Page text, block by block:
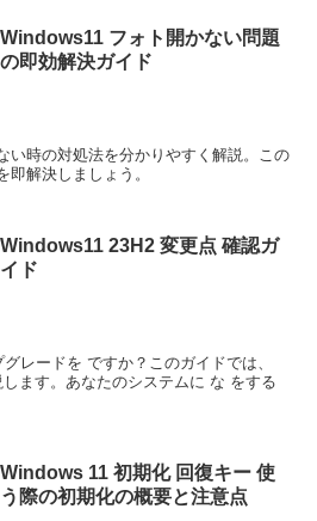
Windows11 フォト開かない問題
の即効解決ガイド
い時の対処法を分かりやすく解説。この
即解決しましょう。
Windows11 23H2 変更点 確認ガ
イド
レードを ですか？このガイドでは、
ます。あなたのシステムに な をする
Windows 11 初期化 回復キー 使
う際の初期化の概要と注意点